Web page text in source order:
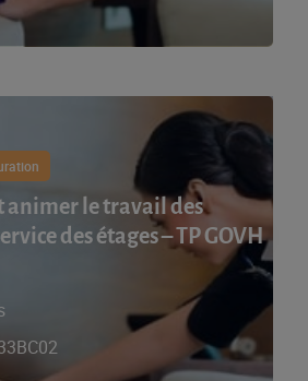
animer le travail des
des étages – TP GOVH